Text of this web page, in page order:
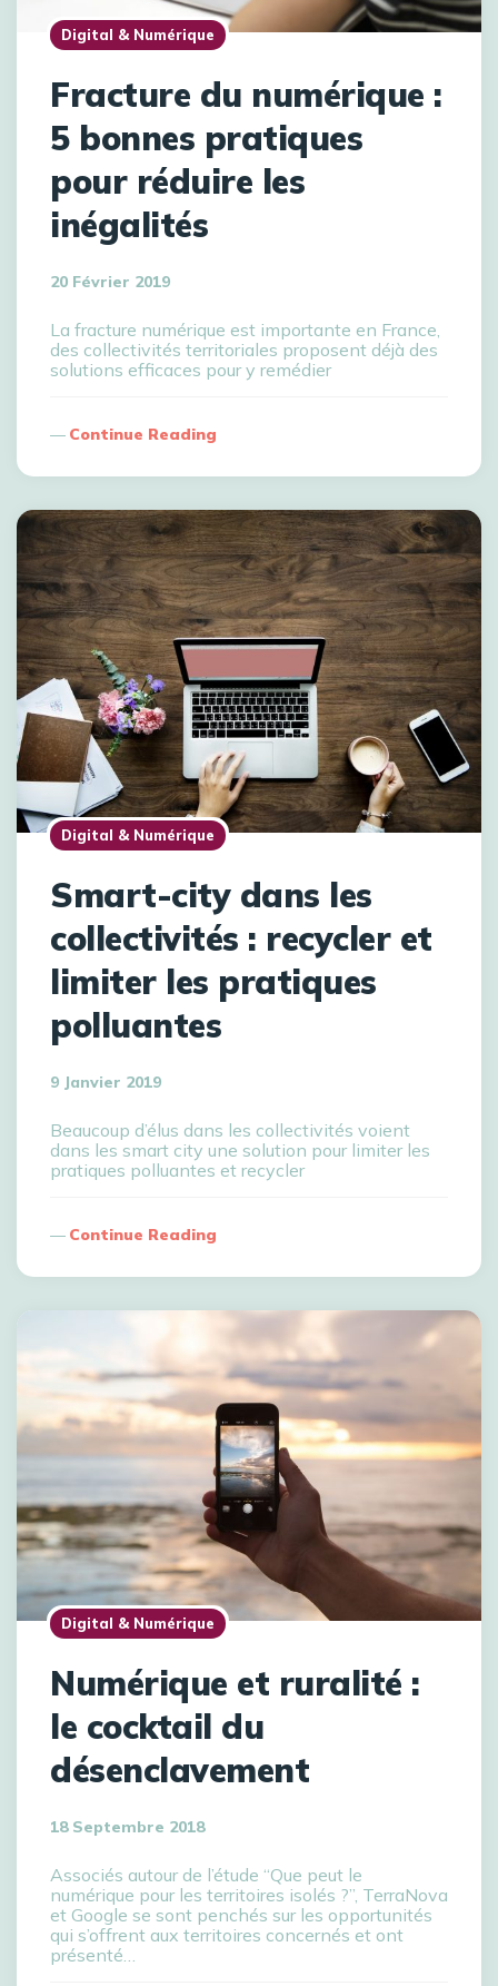
Digital & Numérique
Fracture du numérique :
5 bonnes pratiques
pour réduire les
inégalités
20 Février 2019
La fracture numérique est importante en France,
des collectivités territoriales proposent déjà des
solutions efficaces pour y remédier
Continue Reading
Digital & Numérique
Smart-city dans les
collectivités : recycler et
limiter les pratiques
polluantes
9 Janvier 2019
Beaucoup d’élus dans les collectivités voient
dans les smart city une solution pour limiter les
pratiques polluantes et recycler
Continue Reading
Digital & Numérique
Numérique et ruralité :
le cocktail du
désenclavement
18 Septembre 2018
Associés autour de l’étude “Que peut le
numérique pour les territoires isolés ?”, TerraNova
et Google se sont penchés sur les opportunités
qui s’offrent aux territoires concernés et ont
présenté…